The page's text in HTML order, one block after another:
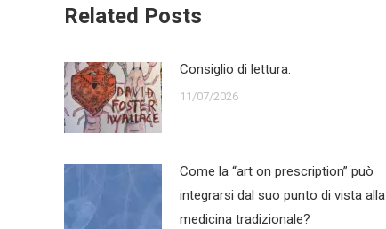
Related Posts
Consiglio di lettura:
11/07/2026
Come la “art on prescription” può
integrarsi dal suo punto di vista alla
medicina tradizionale?